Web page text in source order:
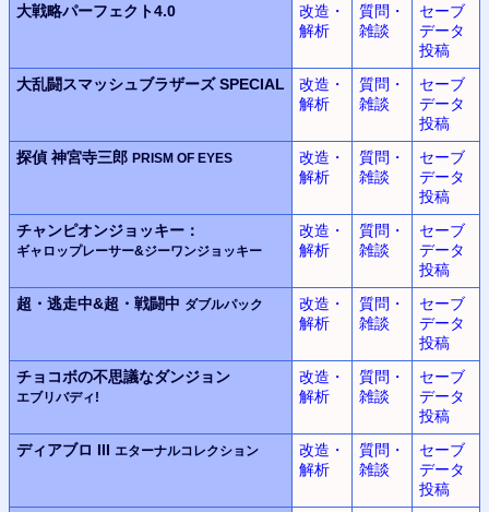
大戦略パーフェクト4.0
改造・
解析
質問・
雑談
セーブ
データ
投稿
大乱闘スマッシュブラザーズ SPECIAL
改造・
解析
質問・
雑談
セーブ
データ
投稿
探偵 神宮寺三郎 PRISM OF EYES
改造・
解析
質問・
雑談
セーブ
データ
投稿
チャンピオンジョッキー：
ギャロップレーサー&ジーワンジョッキー
改造・
解析
質問・
雑談
セーブ
データ
投稿
超・逃走中&超・戦闘中 ダブルパック
改造・
解析
質問・
雑談
セーブ
データ
投稿
チョコボの不思議なダンジョン
エブリバディ!
改造・
解析
質問・
雑談
セーブ
データ
投稿
ディアブロ III エターナルコレクション
改造・
解析
質問・
雑談
セーブ
データ
投稿